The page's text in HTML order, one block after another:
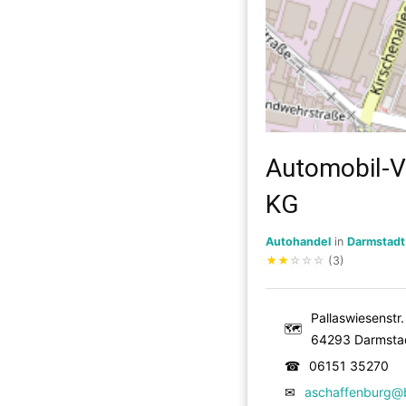
Automobil-
KG
Autohandel in Darmstadt
★★ ☆ ☆ ☆ (3)
🗺
64293
☎ 06151 35270
✉